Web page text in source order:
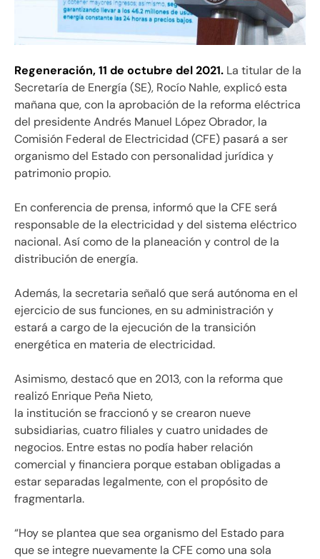
Regeneración,11 de octubre del 2021. La titular de la
Secretaría de Energía (SE), Rocío Nahle, explicó esta
mañana que, con la aprobación de la reforma eléctrica
del presidente Andrés Manuel López Obrador, la
Comisión Federal de Electricidad (CFE) pasará a ser
organismo del Estado con personalidad jurídica y
patrimonio propio.
En conferencia de prensa, informó que la CFE será
responsable de la electricidad y del sistema eléctrico
nacional. Así como de la planeación y control de la
distribución de energía.
Además, la secretaria señaló que será autónoma en el
ejercicio de sus funciones, en su administración y
estará a cargo de la ejecución de la transición
energética en materia de electricidad.
Asimismo, destacó que en 2013, con la reforma que
realizó Enrique Peña Nieto,
la institución se fraccionó y se crearon nueve
subsidiarias, cuatro filiales y cuatro unidades de
negocios. Entre estas no podía haber relación
comercial y financiera porque estaban obligadas a
estar separadas legalmente, con el propósito de
fragmentarla.
“Hoy se plantea que sea organismo del Estado para
que se integre nuevamente la CFE como una sola